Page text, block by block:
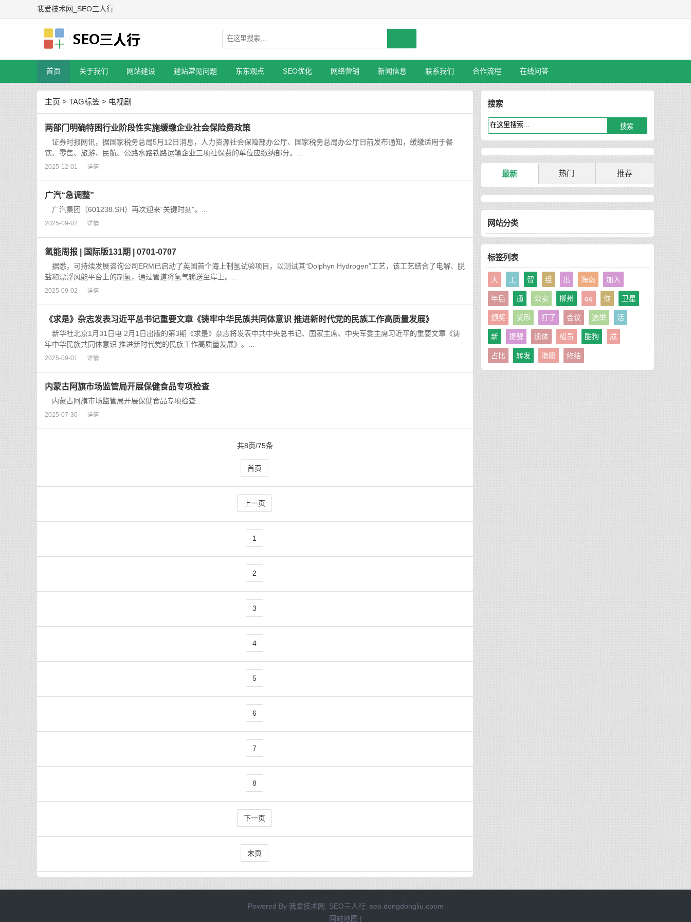
我爱技术网_SEO三人行
首页 关于我们 网站建设 建站常见问题 东东观点 SEO优化 网络营销 新闻信息 联系我们 合作流程 在线问答
主页 > TAG标签 > 电视剧
两部门明确特困行业阶段性实施缓缴企业社会保险费政策
证券时报网讯，据国家税务总局5月12日消息，人力资源社会保障部办公厅、国家税务总局办公厅日前发布通知，缓缴适用于餐
饮、零售、旅游、民航、公路水路铁路运输企业三项社保费的单位应缴纳部分。...
2025-12-01 详情
广汽“急调整”
广汽集团（601238.SH）再次迎来“关键时刻”。...
2025-09-02 详情
氢能周报 | 国际版131期 | 0701-0707
据悉，可持续发展咨询公司ERM已启动了英国首个海上制氢试验项目，以测试其“Dolphyn Hydrogen”工艺，该工艺结合了电解、脱
盐和漂浮风能平台上的制氢，通过管道将氢气输送至岸上。...
2025-09-02 详情
《求是》杂志发表习近平总书记重要文章《铸牢中华民族共同体意识 推进新时代党的民族工作高质量发展》
新华社北京1月31日电 2月1日出版的第3期《求是》杂志将发表中共中央总书记、国家主席、中央军委主席习近平的重要文章《铸
牢中华民族共同体意识 推进新时代党的民族工作高质量发展》。...
2025-09-01 详情
内蒙古阿旗市场监管局开展保健食品专项检查
内蒙古阿旗市场监管局开展保健食品专项检查...
2025-07-30 详情
共8页/75条
首页
上一页
1
2
3
4
5
6
7
8
下一页
末页
搜索
最新 热门 推荐
网站分类
标签列表
大 工 智 组 出 海南 加入
年后 通 公安 柳州 qq 你 卫星
颁奖 货币 打了 会议 选举 活
新 提醒 遗体 船员 酷狗 成
占比 转发 港股 终结
Powered By 我爱技术网_SEO三人行_seo.dongdongliu.coom
网站地图 |